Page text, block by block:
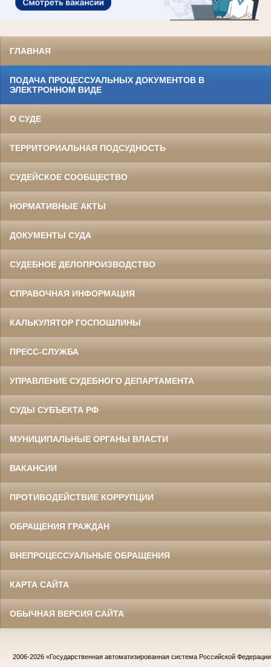
ГЛАВНАЯ
ПОДАЧА ПРОЦЕССУАЛЬНЫХ ДОКУМЕНТОВ В
ЭЛЕКТРОННОМ ВИДЕ
О СУДЕ
ТЕРРИТОРИАЛЬНАЯ ПОДСУДНОСТЬ
СУДЕЙСКОЕ СООБЩЕСТВО
НОРМАТИВНЫЕ АКТЫ
ДОКУМЕНТЫ СУДА
СУДЕБНОЕ ДЕЛОПРОИЗВОДСТВО
СПРАВОЧНАЯ ИНФОРМАЦИЯ
КАЛЬКУЛЯТОР ГОСПОШЛИНЫ
ПРЕСС-СЛУЖБА
УПРАВЛЕНИЕ СУДЕБНОГО ДЕПАРТАМЕНТА
СУДЫ СУБЪЕКТА РФ
МУНИЦИПАЛЬНЫЕ ОРГАНЫ ВЛАСТИ
ВАКАНСИИ
ПРОТИВОДЕЙСТВИЕ КОРРУПЦИИ
ОБРАЩЕНИЯ ГРАЖДАН
ВНЕПРОЦЕССУАЛЬНЫЕ ОБРАЩЕНИЯ
КАРТА САЙТА
ОБЫЧНАЯ ВЕРСИЯ САЙТА
2006-2026 «Государственная автоматизированная система Российской